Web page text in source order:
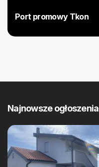
Port promowy Tkon
Najnowsze ogłoszenia